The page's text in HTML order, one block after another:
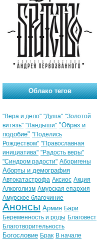
Облако тегов
"Вера и дело" "Душа" "Золотой
витязь" "Ландыши" "Образ и
подобие" "Поделись
Рождеством" "Православная
инициатива" "Радость веры"
"Синдром радости" Аборигены
Аборты и демография
Автокатастрофа Аксиос Акция
Алкоголизм Амурская епархия
Амурское благочиние
Анонсы Армия Бари
Беременность и роды Благовест
Благотворительность
Богословие Брак В начале